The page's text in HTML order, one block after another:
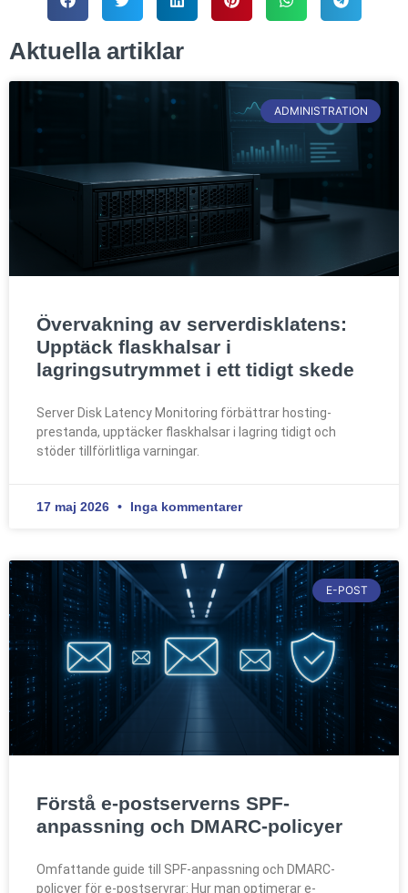
Aktuella artiklar
ADMINISTRATION
Övervakning av serverdisklatens:
Upptäck flaskhalsar i
lagringsutrymmet i ett tidigt skede
Server Disk Latency Monitoring förbättrar hosting-
prestanda, upptäcker flaskhalsar i lagring tidigt och
stöder tillförlitliga varningar.
17 maj 2026 Inga kommentarer
E-POST
Förstå e-postserverns SPF-
anpassning och DMARC-policyer
Omfattande guide till SPF-anpassning och DMARC-
policyer för e-postservrar: Hur man optimerar e-